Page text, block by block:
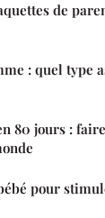
de
: quel type
80 jours :
pour